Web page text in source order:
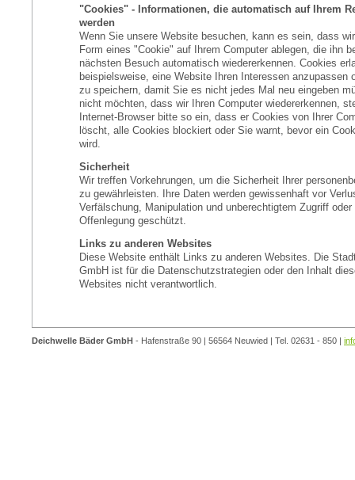
"Cookies" - Informationen, die automatisch auf Ihrem
werden
Wenn Sie unsere Website besuchen, kann es sein, dass
Form eines "Cookie" auf Ihrem Computer ablegen, die ihn
nächsten Besuch automatisch wiedererkennen. Cookies
beispielsweise, eine Website Ihren Interessen anzupassen
zu speichern, damit Sie es nicht jedes Mal neu eingeben
nicht möchten, dass wir Ihren Computer wiedererkennen,
Internet-Browser bitte so ein, dass er Cookies von Ihrer
löscht, alle Cookies blockiert oder Sie warnt, bevor ein
wird.
Sicherheit
Wir treffen Vorkehrungen, um die Sicherheit Ihrer
zu gewährleisten. Ihre Daten werden gewissenhaft vor
Verfälschung, Manipulation und unberechtigtem Zugriff oder
Offenlegung geschützt.
Links zu anderen Websites
Diese Website enthält Links zu anderen Websites. Die
GmbH ist für die Datenschutzstrategien oder den Inhalt
Websites nicht verantwortlich.
Deichwelle Bäder GmbH - Hafenstraße 90 | 56564 Neuwied | Tel. 02631 - 850 |